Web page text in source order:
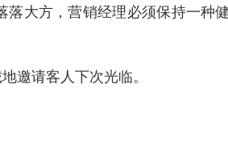
落大方，营销经理必须保持一种健
邀请客人下次光临。